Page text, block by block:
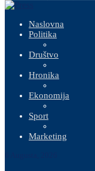
Naslovna
Politika
Društvo
Hronika
Ekonomija
Sport
Marketing